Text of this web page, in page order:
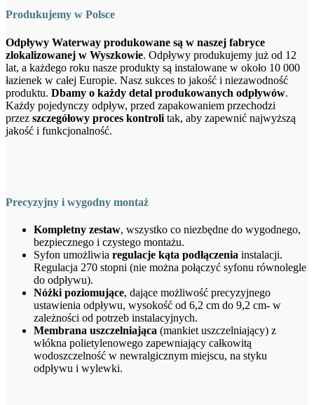
Produkujemy w Polsce
Odpływy Waterway produkowane są w naszej fabryce
zlokalizowanej w Wyszkowie. Odpływy produkujemy już od 12
lat, a każdego roku nasze produkty są instalowane w około 10 000
łazienek w całej Europie. Nasz sukces to jakość i niezawodność
produktu. Dbamy o każdy detal produkowanych odpływów.
Każdy pojedynczy odpływ, przed zapakowaniem przechodzi
przez szczegółowy proces kontroli tak, aby zapewnić najwyższą
jakość i funkcjonalność.
Precyzyjny i wygodny montaż
Kompletny zestaw, wszystko co niezbędne do wygodnego,
bezpiecznego i czystego montażu.
Syfon umożliwia regulacje kąta podłączenia instalacji.
Regulacja 270 stopni (nie można połączyć syfonu równolegle
do odpływu).
Nóżki poziomujące, dające możliwość precyzyjnego
ustawienia odpływu, wysokość od 6,2 cm do 9,2 cm- w
zależności od potrzeb instalacyjnych.
Membrana uszczelniająca (mankiet uszczelniający) z
włókna polietylenowego zapewniający całkowitą
wodoszczelność w newralgicznym miejscu, na styku
odpływu i wylewki.